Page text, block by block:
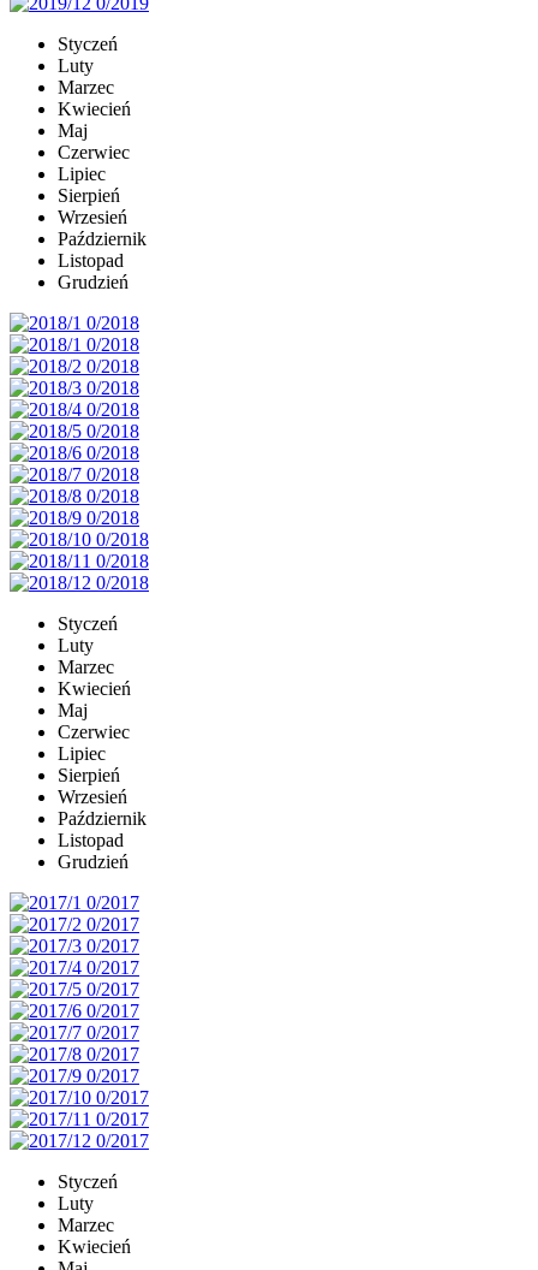
Styczeń
Luty
Marzec
Kwiecień
Maj
Czerwiec
Lipiec
Sierpień
Wrzesień
Październik
Listopad
Grudzień
Styczeń
Luty
Marzec
Kwiecień
Maj
Czerwiec
Lipiec
Sierpień
Wrzesień
Październik
Listopad
Grudzień
Styczeń
Luty
Marzec
Kwiecień